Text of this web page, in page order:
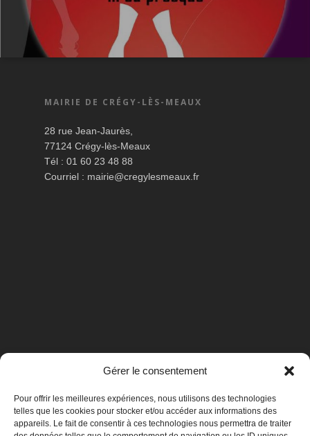
Gérer le consentement
Pour offrir les meilleures expériences, nous utilisons des technologies
telles que les cookies pour stocker et/ou accéder aux informations des
appareils. Le fait de consentir à ces technologies nous permettra de traiter
MAIRIE DE CRÉGY-LÈS-MEAUX
28 rue Jean-Jaurès,
77124 Crégy-lès-Meaux
Tél : 01 60 23 48 88
Courriel : mairie@cregylesmeaux.fr